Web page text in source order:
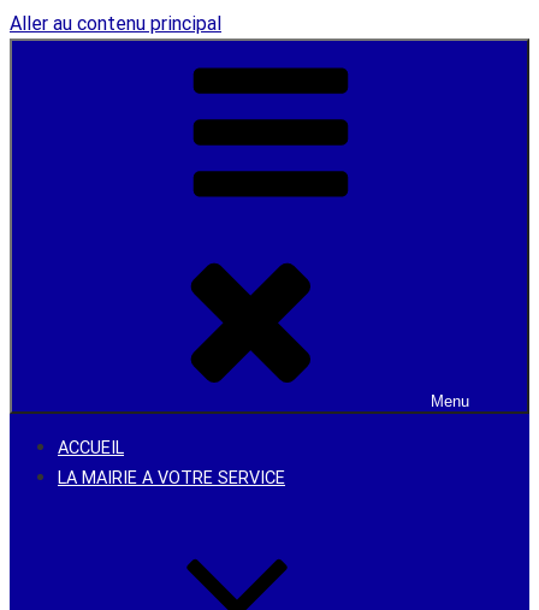
Aller au contenu principal
Menu
ACCUEIL
LA MAIRIE A VOTRE SERVICE